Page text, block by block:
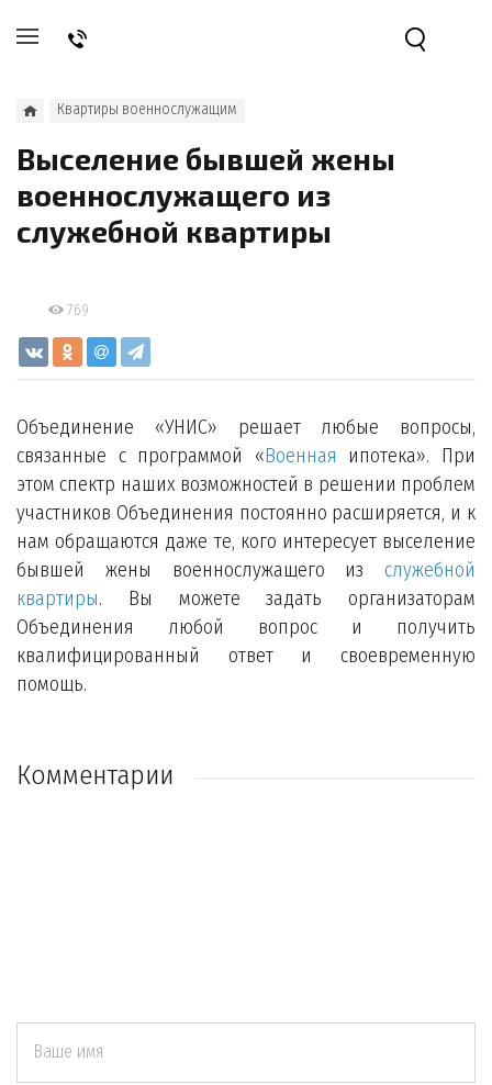
Квартиры военнослужащим
Выселение бывшей жены
военнослужащего из
служебной квартиры
769
Объединение «УНИС» решает любые вопросы,
связанные с программой «Военная ипотека». При
этом спектр наших возможностей в решении проблем
участников Объединения постоянно расширяется, и к
нам обращаются даже те, кого интересует выселение
бывшей жены военнослужащего из служебной
квартиры. Вы можете задать организаторам
Объединения любой вопрос и получить
квалифицированный ответ и своевременную
помощь.
Комментарии
Ваше имя